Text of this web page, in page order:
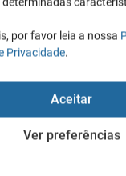
por favor leia a nossa
Privacidade.
Aceitar
Ver preferências
docash flow
financeira e a
investidores e